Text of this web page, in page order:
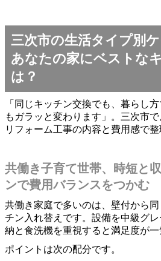
三次市の生活タイプ別
あなたの家にベストな
は？
「同じキッチン交換でも、暮らし
もガラッと変わります」。三次市で
リフォーム工事の内容と費用感で整
共働き子育て世帯、時短と
ンで費用バランスをつかむ
共働き家庭で多いのは、壁付から
チン入れ替えです。設備を中級グ
納と食洗機を重視すると満足度が一
ポイントは次の配分です。